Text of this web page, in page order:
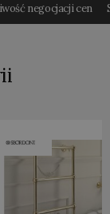
negocjacji cen